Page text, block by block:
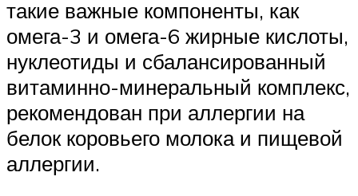
такие важные компоненты, как
омега-3 и омега-6 жирные кислоты,
нуклеотиды и сбалансированный
витаминно-минеральный комплекс,
рекомендован при аллергии на
белок коровьего молока и пищевой
аллергии.